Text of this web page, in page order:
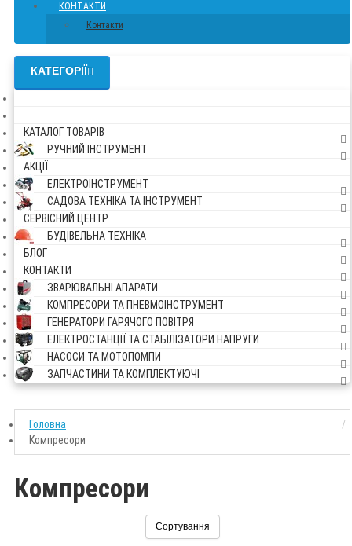
КОНТАКТИ
Контакти
КАТЕГОРІЇ
КАТАЛОГ ТОВАРІВ
РУЧНИЙ ІНСТРУМЕНТ
АКЦІЇ
ЕЛЕКТРОІНСТРУМЕНТ
САДОВА ТЕХНІКА ТА ІНСТРУМЕНТ
СЕРВІСНИЙ ЦЕНТР
БУДІВЕЛЬНА ТЕХНІКА
БЛОГ
КОНТАКТИ
ЗВАРЮВАЛЬНІ АПАРАТИ
КОМПРЕСОРИ ТА ПНЕВМОІНСТРУМЕНТ
ГЕНЕРАТОРИ ГАРЯЧОГО ПОВІТРЯ
ЕЛЕКТРОСТАНЦІЇ ТА СТАБІЛІЗАТОРИ НАПРУГИ
НАСОСИ ТА МОТОПОМПИ
ЗАПЧАСТИНИ ТА КОМПЛЕКТУЮЧІ
Головна
Компресори
Компресори
Сортування